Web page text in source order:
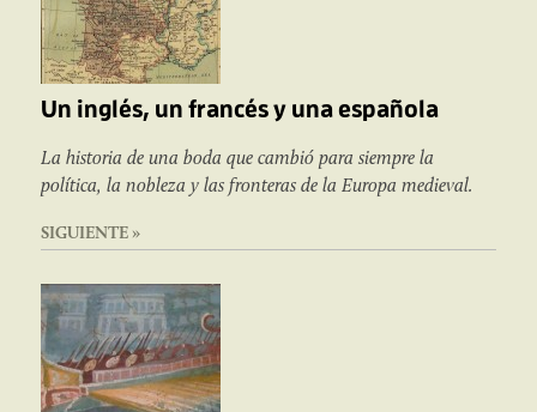
Un inglés, un francés y una española
La historia de una boda que cambió para siempre la
política, la nobleza y las fronteras de la Europa medieval.
SIGUIENTE »